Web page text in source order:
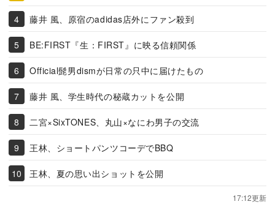
藤井 風、原宿のadidas店外にファン殺到
BE:FIRST『生：FIRST』に映る信頼関係
Official髭男dismが日常の只中に届けたもの
藤井 風、学生時代の秘蔵カットを公開
二宮×SixTONES、丸山×なにわ男子の交流
王林、ショートパンツコーデでBBQ
王林、夏の思い出ショットを公開
17:12更新